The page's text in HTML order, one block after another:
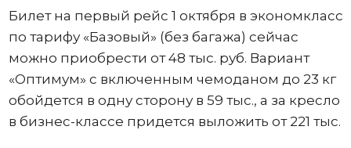
Билет на первый рейс 1 октября в экономкласс
по тарифу «Базовый» (без багажа) сейчас
можно приобрести от 48 тыс. руб. Вариант
«Оптимум» с включенным чемоданом до 23 кг
обойдется в одну сторону в 59 тыс., а за кресло
в бизнес-классе придется выложить от 221 тыс.